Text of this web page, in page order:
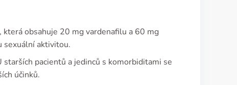
která obsahuje 20 mg vardenafilu a 60 mg
sexuální aktivitou.
pacientů a jedinců s komorbiditami se
účinků.